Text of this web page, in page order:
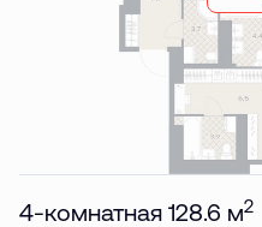
4-комнатная 128.6 м2